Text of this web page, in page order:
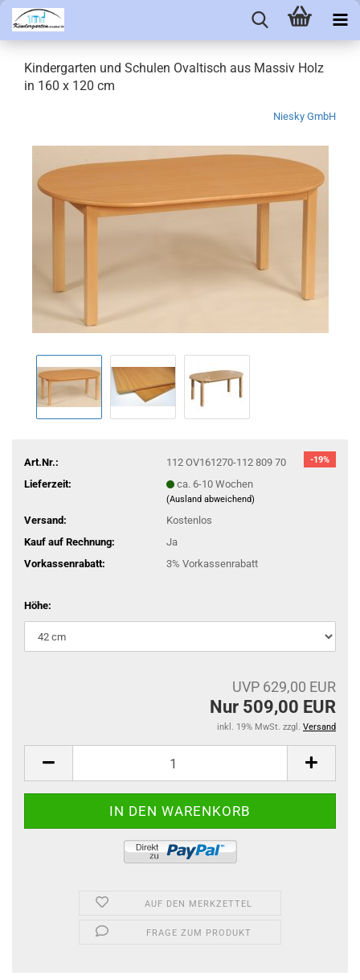
Kindergarten und Schulen Ovaltisch aus Massiv Holz
in 160 x 120 cm
Niesky GmbH
-19%
Art.Nr.:
112 OV161270-112 809 70
Lieferzeit:
ca. 6-10 Wochen
(Ausland abweichend)
Versand:
Kostenlos
Kauf auf Rechnung:
Ja
Vorkassenrabatt:
3% Vorkassenrabatt
Höhe:
UVP 629,00 EUR
Nur 509,00 EUR
inkl. 19% MwSt. zzgl. Versand
AUF DEN MERKZETTEL
FRAGE ZUM PRODUKT